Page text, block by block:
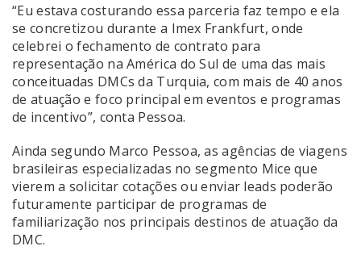
“Eu estava costurando essa parceria faz tempo e ela
se concretizou durante a Imex Frankfurt, onde
celebrei o fechamento de contrato para
representação na América do Sul de uma das mais
conceituadas DMCs da Turquia, com mais de 40 anos
de atuação e foco principal em eventos e programas
de incentivo”, conta Pessoa.
Ainda segundo Marco Pessoa, as agências de viagens
brasileiras especializadas no segmento Mice que
vierem a solicitar cotações ou enviar leads poderão
futuramente participar de programas de
familiarização nos principais destinos de atuação da
DMC.